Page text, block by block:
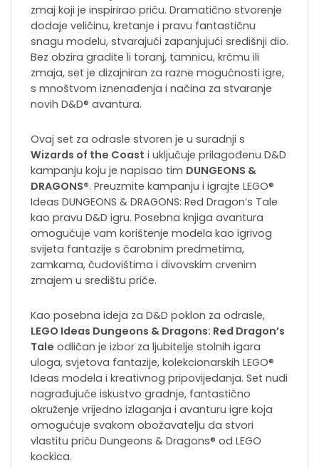
zmaj koji je inspirirao priču. Dramatično stvorenje
dodaje veličinu, kretanje i pravu fantastičnu
snagu modelu, stvarajući zapanjujući središnji dio.
Bez obzira gradite li toranj, tamnicu, krčmu ili
zmaja, set je dizajniran za razne mogućnosti igre,
s mnoštvom iznenađenja i načina za stvaranje
novih D&D® avantura.
Ovaj set za odrasle stvoren je u suradnji s
Wizards of the Coast i uključuje prilagođenu D&D
kampanju koju je napisao tim DUNGEONS &
DRAGONS®. Preuzmite kampanju i igrajte LEGO®
Ideas DUNGEONS & DRAGONS: Red Dragon’s Tale
kao pravu D&D igru. Posebna knjiga avantura
omogućuje vam korištenje modela kao igrivog
svijeta fantazije s čarobnim predmetima,
zamkama, čudovištima i divovskim crvenim
zmajem u središtu priče.
Kao posebna ideja za D&D poklon za odrasle,
LEGO Ideas Dungeons & Dragons: Red Dragon’s
Tale odličan je izbor za ljubitelje stolnih igara
uloga, svjetova fantazije, kolekcionarskih LEGO®
Ideas modela i kreativnog pripovijedanja. Set nudi
nagrađujuće iskustvo gradnje, fantastično
okruženje vrijedno izlaganja i avanturu igre koja
omogućuje svakom obožavatelju da stvori
vlastitu priču Dungeons & Dragons® od LEGO
kockica.